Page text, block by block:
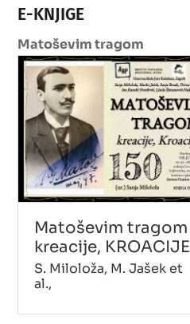
E-KNJIGE
Matoševim tragom
Matoševim tragom
kreacije, KROACIJE
S. Miloloža, M. Jašek et
al.,